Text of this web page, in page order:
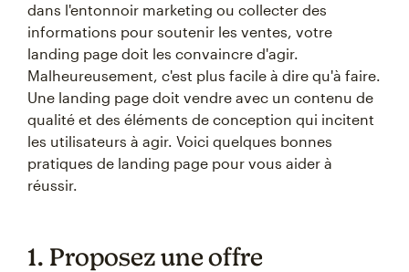
dans l'entonnoir marketing ou collecter des
informations pour soutenir les ventes, votre
landing page doit les convaincre d'agir.
Malheureusement, c'est plus facile à dire qu'à faire.
Une landing page doit vendre avec un contenu de
qualité et des éléments de conception qui incitent
les utilisateurs à agir. Voici quelques bonnes
pratiques de landing page pour vous aider à
réussir.
1. Proposez une offre